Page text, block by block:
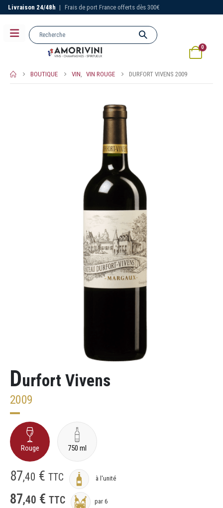
Livraison 24/48h | Frais de port France offerts dès 300€
0
BOUTIQUE VIN, VIN ROUGE DURFORT VIVENS 2009
Durfort Vivens
2009
Rouge 750 ml
87,40 € TTC à l'unité
87,40 € TTC par 6